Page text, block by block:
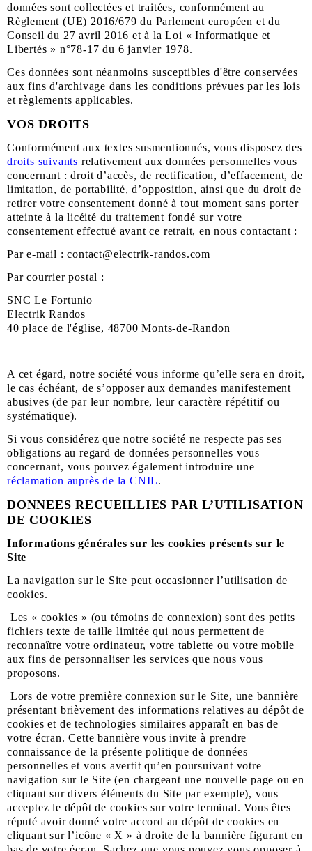
données sont collectées et traitées, conformément au
Règlement (UE) 2016/679 du Parlement européen et du
Conseil du 27 avril 2016 et à la Loi « Informatique et
Libertés » n°78-17 du 6 janvier 1978.
Ces données sont néanmoins susceptibles d'être conservées
aux fins d'archivage dans les conditions prévues par les lois
et règlements applicables.
VOS DROITS
Conformément aux textes susmentionnés, vous disposez des
droits suivants relativement aux données personnelles vous
concernant : droit d’accès, de rectification, d’effacement, de
limitation, de portabilité, d’opposition, ainsi que du droit de
retirer votre consentement donné à tout moment sans porter
atteinte à la licéité du traitement fondé sur votre
consentement effectué avant ce retrait, en nous contactant :
Par e-mail :contact@electrik-randos.com
Par courrier postal :
SNC Le Fortunio
Electrik Randos
40 place de l'église, 48700 Monts-de-Randon
A cet égard, notre société vous informe qu’elle sera en droit,
le cas échéant, de s’opposer aux demandes manifestement
abusives (de par leur nombre, leur caractère répétitif ou
systématique).
Si vous considérez que notre société ne respecte pas ses
obligations au regard de données personnelles vous
concernant, vous pouvez également introduire une
réclamation auprès de la CNIL.
DONNEES RECUEILLIES PAR L’UTILISATION
DE COOKIES
Informations générales sur les cookies présents sur le
Site
La navigation sur le Site peut occasionner l’utilisation de
cookies.
Les « cookies » (ou témoins de connexion) sont des petits
fichiers texte de taille limitée qui nous permettent de
reconnaître votre ordinateur, votre tablette ou votre mobile
aux fins de personnaliser les services que nous vous
proposons.
Lors de votre première connexion sur le Site, une bannière
présentant brièvement des informations relatives au dépôt de
cookies et de technologies similaires apparaît en bas de
votre écran. Cette bannière vous invite à prendre
connaissance de la présente politique de données
personnelles et vous avertit qu’en poursuivant votre
navigation sur le Site (en chargeant une nouvelle page ou en
cliquant sur divers éléments du Site par exemple), vous
acceptez le dépôt de cookies sur votre terminal. Vous êtes
réputé avoir donné votre accord au dépôt de cookies en
cliquant sur l’icône « X » à droite de la bannière figurant en